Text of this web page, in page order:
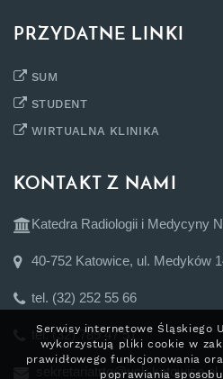
PRZYDATNE LINKI
SUM
STUDENT
WIRTUALNA KLINIKA
KONTAKT Z NAMI
Katedra Radiologii i Medycyny
40-752 Katowice, ul. Medyków
tel. (32) 252 55 66
tel. (32) 789 47 51
sekretariatrtg@uck.katowice.pl
Serwisy internetowe Śląskiego
wykorzystują pliki cookie w
prawidłowego funkcjonowania
poprawiania